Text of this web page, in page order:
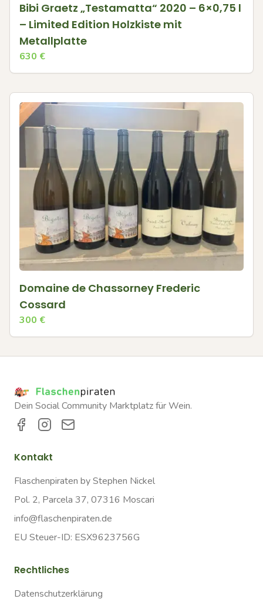
Bibi Graetz „Testamatta“ 2020 – 6×0,75 l
– Limited Edition Holzkiste mit
Metallplatte
630 €
Domaine de Chassorney Frederic
Cossard
300 €
Dein Social Community Marktplatz für Wein.
Kontakt
Flaschenpiraten by Stephen Nickel
Pol. 2, Parcela 37, 07316 Moscari
info@flaschenpiraten.de
EU Steuer-ID: ESX9623756G
Rechtliches
Datenschutzerklärung